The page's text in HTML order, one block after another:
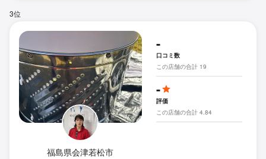
3位
福島県会津若松市
-
口コミ数
この店舗の合計 19
-
評価
この店舗の合計 4.84